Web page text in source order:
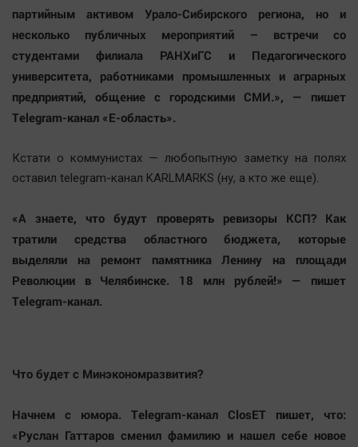
партийным активом Урало-Сибирского региона, но и
несколько публичных мероприятий – встречи со
студентами филиала РАНХиГС и Педагогического
университета, работниками промышленных и аграрных
предприятий, общение с городскими СМИ.», — пишет
Telegram-канал «Е-область».
Кстати о коммунистах — любопытную заметку на полях
оставил telegram-канал KARLMARKS (ну, а кто же еще).
«А знаете, что будут проверять ревизоры КСП? Как
тратили средства областного бюджета, которые
выделяли на ремонт памятника Ленину на площади
Революции в Челябинске. 18 млн рублей!» — пишет
Telegram-канал.
Что будет с Минэкономразвития?
Начнем с юмора. Telegram-канал ClosET пишет, что:
«Руслан Гаттаров сменил фамилию и нашел себе новое